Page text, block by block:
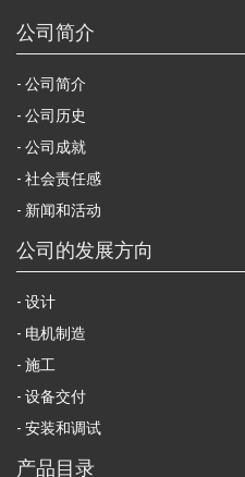
公司简介
公司简介
公司历史
公司成就
社会责任感
新闻和活动
公司的发展方向
设计
电机制造
施工
设备交付
安装和调试
产品目录